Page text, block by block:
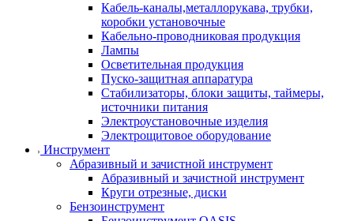
Кабель-каналы,металлорукава, трубки,
коробки установочные
Кабельно-проводниковая продукция
Лампы
Осветительная продукция
Пуско-защитная аппаратура
Стабилизаторы, блоки защиты, таймеры,
источники питания
Электроустановочные изделия
Электрощитовое оборудование
Инструмент
Абразивный и зачистной инструмент
Абразивный и зачистной инструмент
Круги отрезные, диски
Бензоинструмент